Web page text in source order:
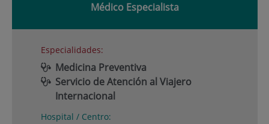
Médico Especialista
Especialidades:
Medicina Preventiva
Servicio de Atención al Viajero
Internacional
Hospital / Centro: